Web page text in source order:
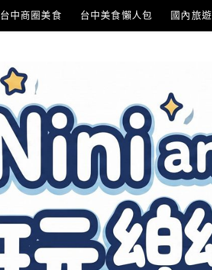
台中商圈美食 台中美食懶人包 國內旅遊